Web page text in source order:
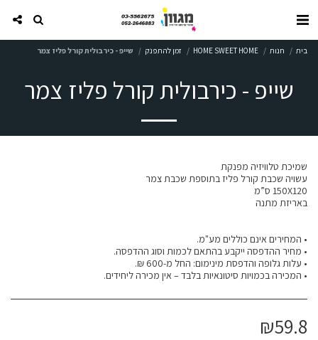
בית חנות HOME SWEET HOME זמן להתפנק שייפ - כירבולית קורל פליז צמר
שייפ - כירבולית קורל פליז צמר
• המכירה בכמויות סיטונאיות בלבד – אין מכירה ליחידים.
₪59.8